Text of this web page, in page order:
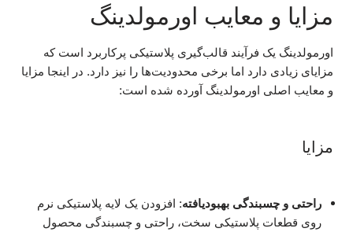
مزایا و معایب اورمولدینگ
اورمولدینگ یک فرآیند قالب‌گیری پلاستیکی پرکاربرد است که
مزایای زیادی دارد اما برخی محدودیت‌ها را نیز دارد. در اینجا مزایا
و معایب اصلی اورمولدینگ آورده شده است:
مزایا
راحتی و چسبندگی بهبودیافته: افزودن یک لایه پلاستیکی نرم
روی قطعات پلاستیکی سخت، راحتی و چسبندگی محصول